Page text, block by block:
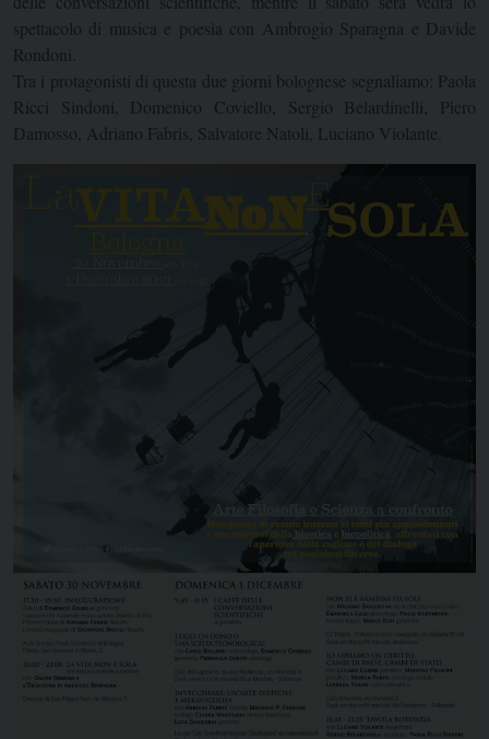
spettacolo di musica e poesia con Ambrogio Sparagna e Davide
Rondoni.
Tra i protagonisti di questa due giorni bolognese segnaliamo: Paola
Ricci Sindoni, Domenico Coviello, Sergio Belardinelli, Piero
Damosso, Adriano Fabris, Salvatore Natoli, Luciano Violante.